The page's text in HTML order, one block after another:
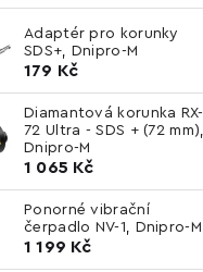
Adaptér pro korunky
SDS+, Dnipro-M
179 Kč
Diamantová korunka RX-
72 Ultra - SDS + (72 mm),
Dnipro-M
1 065 Kč
Ponorné vibrační
čerpadlo NV-1, Dnipro-M
1 199 Kč